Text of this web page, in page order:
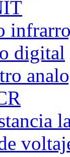
digital